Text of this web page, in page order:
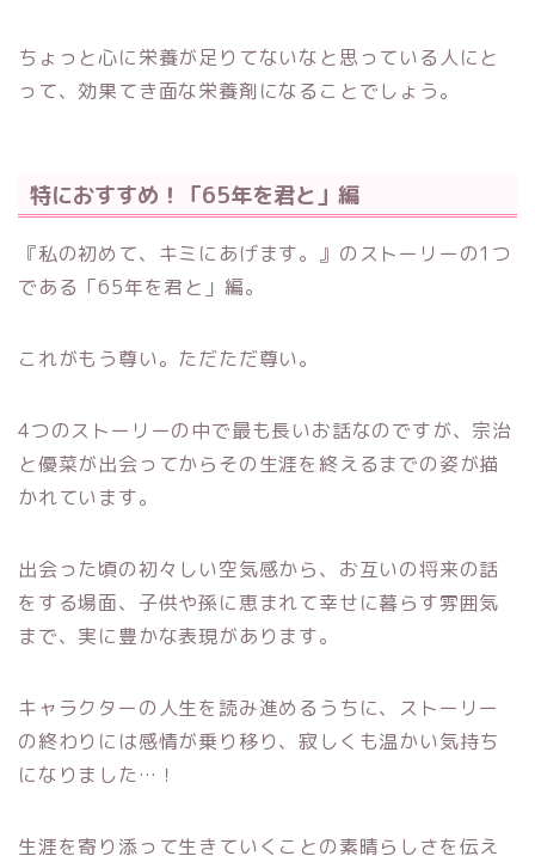
ちょっと心に栄養が足りてないなと思っている人にと
って、効果てき面な栄養剤になることでしょう。
特におすすめ！「65年を君と」編
『私の初めて、キミにあげます。』のストーリーの1つ
である「65年を君と」編。
これがもう尊い。ただただ尊い。
4つのストーリーの中で最も長いお話なのですが、宗治
と優菜が出会ってからその生涯を終えるまでの姿が描
かれています。
出会った頃の初々しい空気感から、お互いの将来の話
をする場面、子供や孫に恵まれて幸せに暮らす雰囲気
まで、実に豊かな表現があります。
キャラクターの人生を読み進めるうちに、ストーリー
の終わりには感情が乗り移り、寂しくも温かい気持ち
になりました…！
生涯を寄り添って生きていくことの素晴らしさを伝え